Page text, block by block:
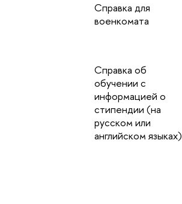
Справка для
военкомата
Справка об
обучении с
информацией о
стипендии (на
русском или
английском языках)